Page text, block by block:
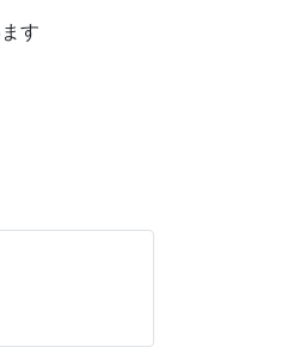
ョンサークル
IT企業にてエ
末は動物園や
りません
す